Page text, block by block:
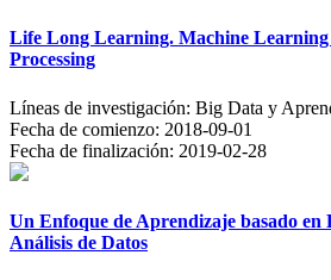
Life Long Learning. Machine
Processing
Líneas de investigación: Big Data y
Fecha de comienzo: 2018-09-01
Fecha de finalización: 2019-02-28
Un Enfoque de Aprendizaje basado en
Análisis de Datos